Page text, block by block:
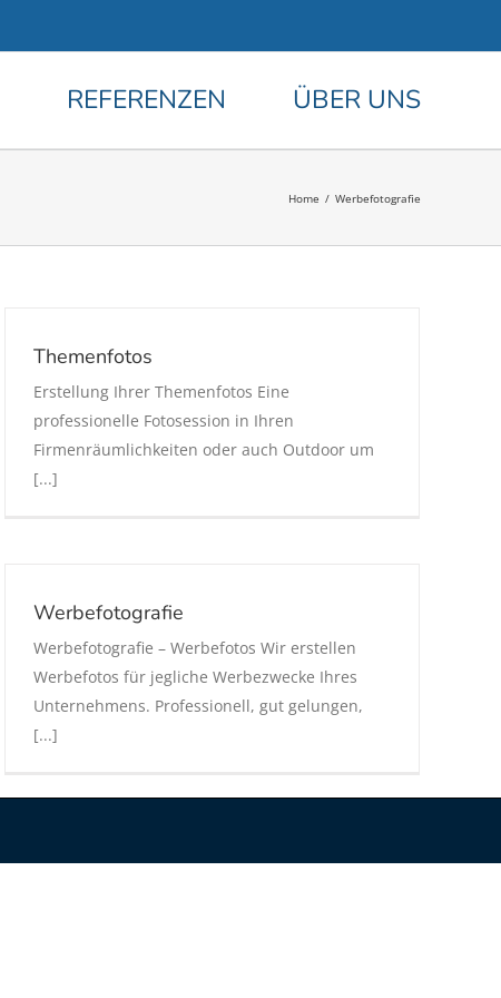
REFERENZEN ÜBER UNS
Home / Werbefotografie
Themenfotos
Erstellung Ihrer Themenfotos Eine
professionelle Fotosession in Ihren
Firmenräumlichkeiten oder auch Outdoor um
[...]
Werbefotografie
Werbefotografie – Werbefotos Wir erstellen
Werbefotos für jegliche Werbezwecke Ihres
Unternehmens. Professionell, gut gelungen,
[...]